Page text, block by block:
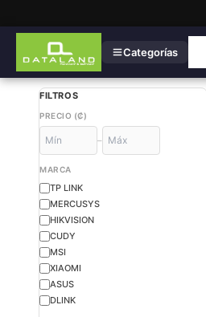
Categorías
FILTROS
PRECIO (₡)
–
MARCA
TP LINK
MERCUSYS
HIKVISION
CUDY
MSI
XIAOMI
ASUS
DLINK